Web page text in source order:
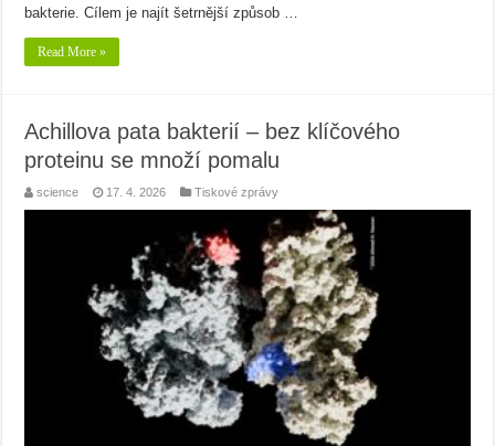
bakterie. Cílem je najít šetrnější způsob …
Read More »
Achillova pata bakterií – bez klíčového
proteinu se množí pomalu
science 17. 4. 2026 Tiskové zprávy